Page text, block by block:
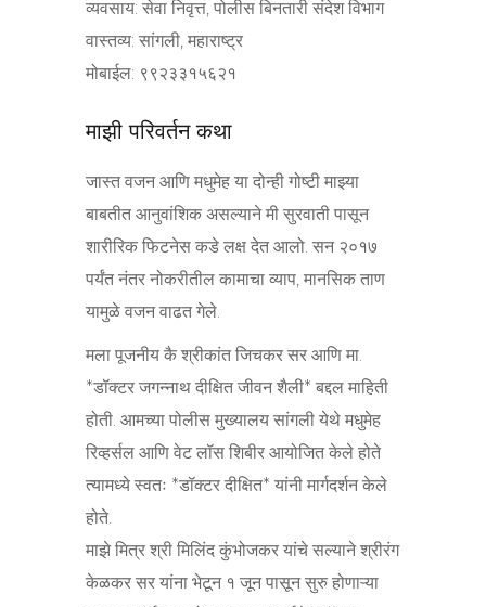
व्यवसाय: सेवा निवृत्त, पोलीस बिनतारी संदेश विभाग
वास्तव्य: सांगली, महाराष्ट्र
मोबाईल: ९९२३३१५६२१
माझी परिवर्तन कथा
जास्त वजन आणि मधुमेह या दोन्ही गोष्टी माझ्या
बाबतीत आनुवांशिक असल्याने मी सुरवाती पासून
शारीरिक फिटनेस कडे लक्ष देत आलो. सन २०१७
पर्यंत नंतर नोकरीतील कामाचा व्याप, मानसिक ताण
यामुळे वजन वाढत गेले.
मला पूजनीय कै श्रीकांत जिचकर सर आणि मा.
*डॉक्टर जगन्नाथ दीक्षित जीवन शैली* बद्दल माहिती
होती. आमच्या पोलीस मुख्यालय सांगली येथे मधुमेह
रिव्हर्सल आणि वेट लॉस शिबीर आयोजित केले होते
त्यामध्ये स्वतः *डॉक्टर दीक्षित* यांनी मार्गदर्शन केले
होते.
माझे मित्र श्री मिलिंद कुंभोजकर यांचे सल्याने श्रीरंग
केळकर सर यांना भेटून १ जून पासून सुरु होणाऱ्या